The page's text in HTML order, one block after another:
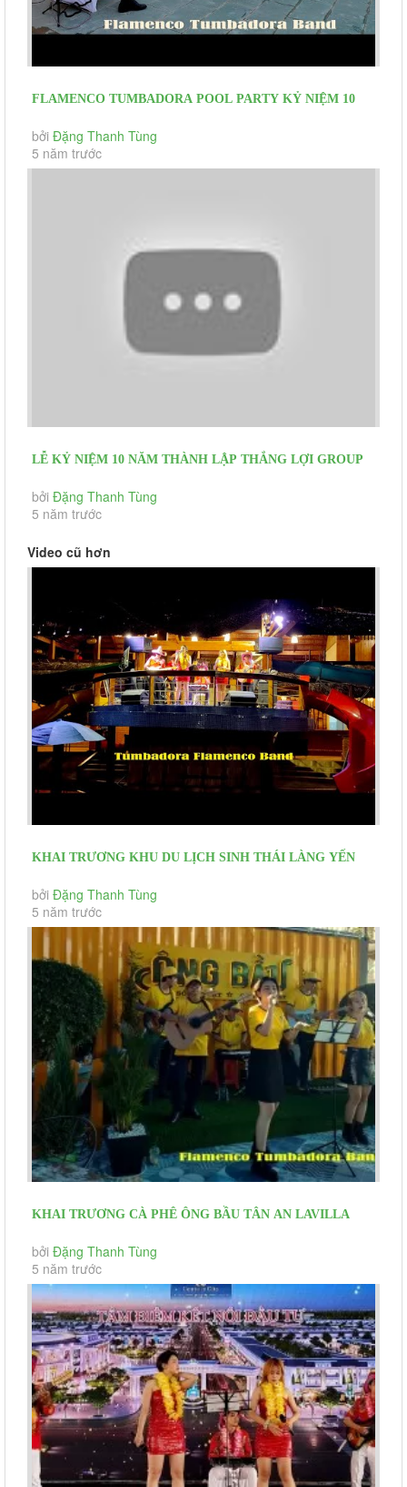
FLAMENCO TUMBADORA POOL PARTY KỶ NIỆM 10
NĂM THÀNH LẬP THẮNG LỢI GROUP
bởi Đặng Thanh Tùng
5 năm trước
LỄ KỶ NIỆM 10 NĂM THÀNH LẬP THẮNG LỢI GROUP
CENTRAL HILL BẾN LỨC LONG AN
bởi Đặng Thanh Tùng
5 năm trước
Video cũ hơn
KHAI TRƯƠNG KHU DU LỊCH SINH THÁI LÀNG YẾN
GÒ CÔNG
bởi Đặng Thanh Tùng
5 năm trước
KHAI TRƯƠNG CÀ PHÊ ÔNG BẦU TÂN AN LAVILLA
GREEN CITY ĐỒNG TÂM LONG AN
bởi Đặng Thanh Tùng
5 năm trước